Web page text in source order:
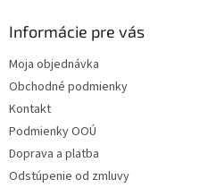
Informácie pre vás
Moja objednávka
Obchodné podmienky
Kontakt
Podmienky OOÚ
Doprava a platba
Odstúpenie od zmluvy